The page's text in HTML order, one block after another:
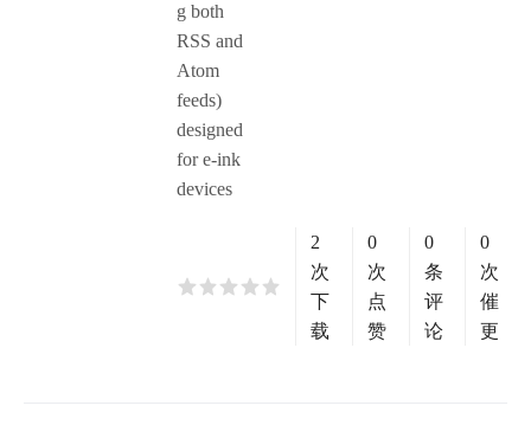
g both
RSS and
Atom
feeds)
designed
for e-ink
devices
2
次
下
载
0
次
点
赞
0
条
评
论
0
次
催
更